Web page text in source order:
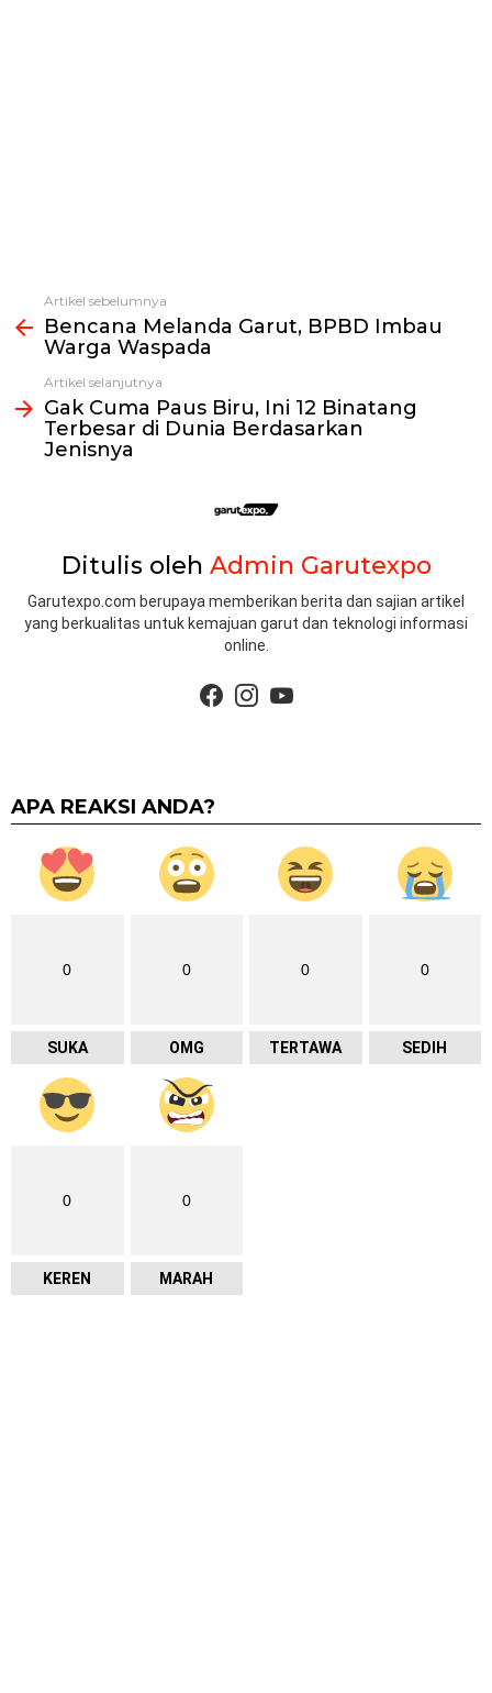
Lihat
selengkapnya
Artikel sebelumnya
Bencana Melanda Garut, BPBD Imbau
Warga Waspada
Artikel selanjutnya
Gak Cuma Paus Biru, Ini 12 Binatang
Terbesar di Dunia Berdasarkan
Jenisnya
Ditulis oleh Admin Garutexpo
Garutexpo.com berupaya memberikan berita dan sajian artikel
yang berkualitas untuk kemajuan garut dan teknologi informasi
online.
facebookinstagram
APA REAKSI ANDA?
0
SUKA
0
OMG
0
TERTAWA
0
SEDIH
0
KEREN
0
MARAH